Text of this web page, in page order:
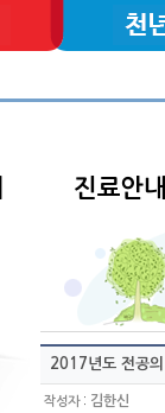
진료안내
2017년도 전공
작성자: 김한신